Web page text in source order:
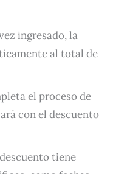
ingresado, la
al total de
el proceso de
con el descuento
tiene